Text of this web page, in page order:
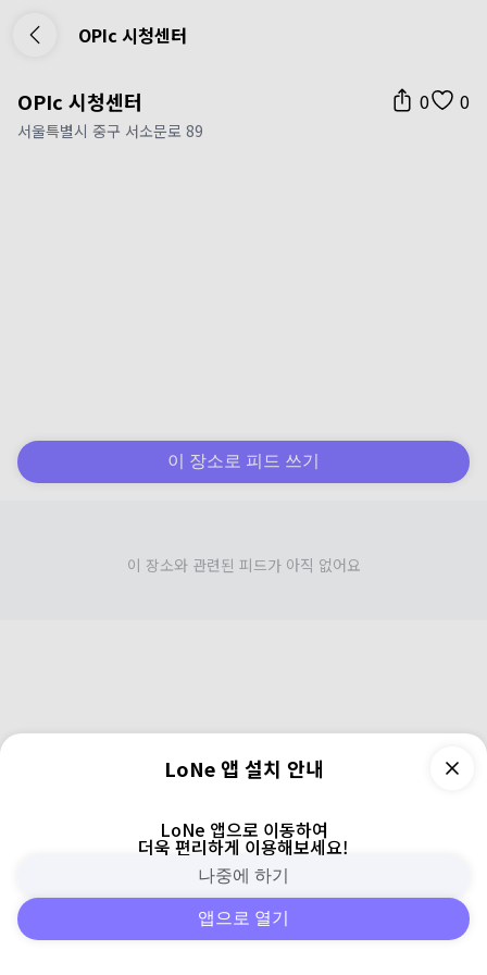
OPIc 시청센터
OPIc 시청센터 0 0
서울특별시 중구 서소문로 89
이 장소로 피드 쓰기
이 장소와 관련된 피드가 아직 없어요
피드 주변 검색 로그인
LoNe 앱 설치 안내
LoNe 앱으로 이동하여
더욱 편리하게 이용해보세요!
나중에 하기
앱으로 열기